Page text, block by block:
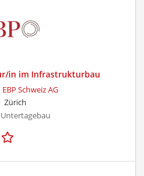
in im Infrastrukturbau
EBP Schweiz AG
Zürich